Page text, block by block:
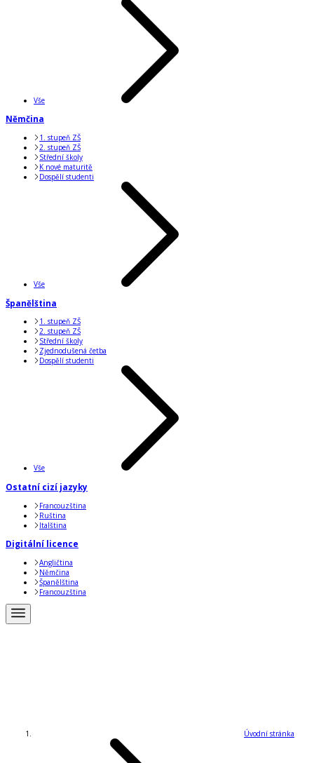
Vše
Němčina
1. stupeň ZŠ
2. stupeň ZŠ
Střední školy
K nové maturitě
Dospělí studenti
Vše
Španělština
1. stupeň ZŠ
2. stupeň ZŠ
Střední školy
Zjednodušená četba
Dospělí studenti
Vše
Ostatní cizí jazyky
Francouzština
Ruština
Italština
Digitální licence
Angličtina
Němčina
Španělština
Francouzština
Úvodní stránka